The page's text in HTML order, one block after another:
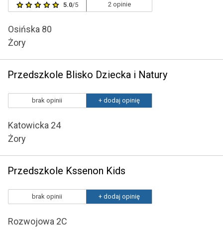
5.0/5 2 opinie
Osińska 80
Żory
Przedszkole Blisko Dziecka i Natury
brak opinii + dodaj opinię
Katowicka 24
Żory
Przedszkole Kssenon Kids
brak opinii + dodaj opinię
Rozwojowa 2C